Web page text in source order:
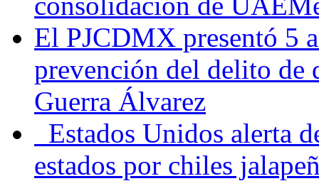
El PJCDMX presentó 5
prevención del delito de
Guerra Álvarez
Estados Unidos alerta
estados por chiles